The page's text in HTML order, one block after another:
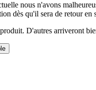
nous n'avons
dès qu'il sera de retour en
D'autres arriveront